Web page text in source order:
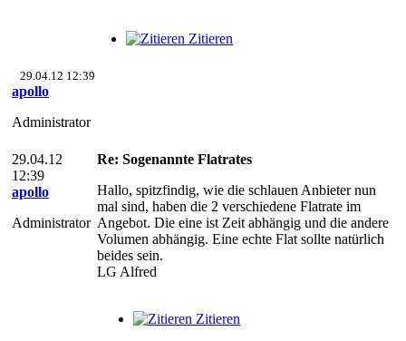
Zitieren
29.04.12 12:39
apollo
Administrator
29.04.12
12:39
apollo
Administrator
Re: Sogenannte Flatrates
Hallo, spitzfindig, wie die schlauen Anbieter nun
mal sind, haben die 2 verschiedene Flatrate im
Angebot. Die eine ist Zeit abhängig und die andere
Volumen abhängig. Eine echte Flat sollte natürlich
beides sein.
LG Alfred
Zitieren